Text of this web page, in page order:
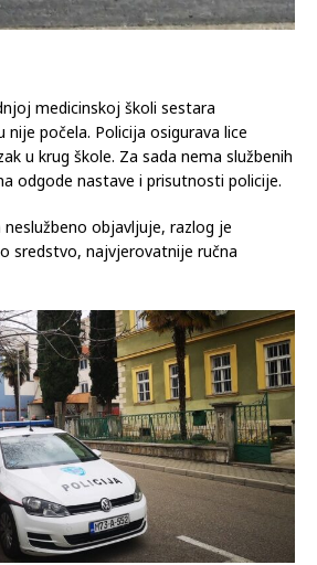
medicinskoj školi sestara
počela. Policija osigurava lice
u krug škole. Za sada nema službenih
odgode nastave i prisutnosti policije.
objavljuje, razlog je
sredstvo, najvjerovatnije ručna